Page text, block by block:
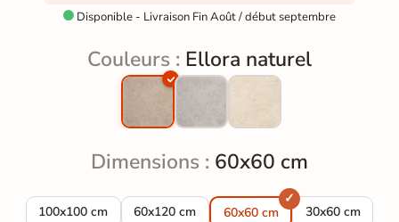
 Disponible - Livraison Fin Août / début septembre
Couleurs : Ellora naturel
Dimensions : 60x60 cm
100x100 cm
Carrelage sol extérieur effet pierre Ellora naturel R10 100*100
60x120 cm
Carrelage sol extérieur effet pierre Ellora
60x60 cm 30x60 cm
Carrelage sol